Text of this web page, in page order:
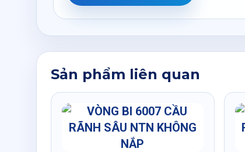
Sản phẩm liên quan